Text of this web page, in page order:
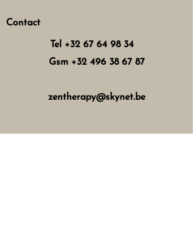
Contact
Tel +32 67 64 98 34
Gsm +32 496 38 67 87
zentherapy@skynet.be